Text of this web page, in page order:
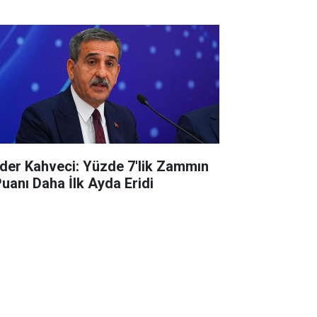
Kahveci: Yüzde 7'lik Zammın
Daha İlk Ayda Eridi